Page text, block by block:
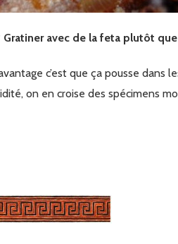
avec de la feta plutôt
c’est que ça pousse dans
on en croise des spécimens